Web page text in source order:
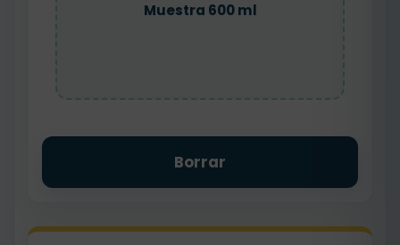
Muestra 600 ml
Borrar